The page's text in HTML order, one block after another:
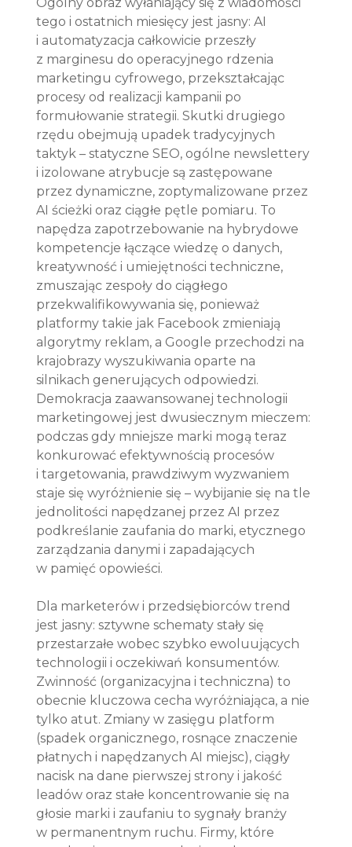
tego i ostatnich miesięcy jest jasny: AI
i automatyzacja całkowicie przeszły
z marginesu do operacyjnego rdzenia
marketingu cyfrowego, przekształcając
procesy od realizacji kampanii po
formułowanie strategii. Skutki drugiego
rzędu obejmują upadek tradycyjnych
taktyk – statyczne SEO, ogólne newslettery
i izolowane atrybucje są zastępowane
przez dynamiczne, zoptymalizowane przez
AI ścieżki oraz ciągłe pętle pomiaru. To
napędza zapotrzebowanie na hybrydowe
kompetencje łączące wiedzę o danych,
kreatywność i umiejętności techniczne,
zmuszając zespoły do ciągłego
przekwalifikowywania się, ponieważ
platformy takie jak Facebook zmieniają
algorytmy reklam, a Google przechodzi na
krajobrazy wyszukiwania oparte na
silnikach generujących odpowiedzi.
Demokracja zaawansowanej technologii
marketingowej jest dwusiecznym mieczem:
podczas gdy mniejsze marki mogą teraz
konkurować efektywnością procesów
i targetowania, prawdziwym wyzwaniem
staje się wyróżnienie się – wybijanie się na tle
jednolitości napędzanej przez AI przez
podkreślanie zaufania do marki, etycznego
zarządzania danymi i zapadających
w pamięć opowieści.
Dla marketerów i przedsiębiorców trend
jest jasny: sztywne schematy stały się
przestarzałe wobec szybko ewoluujących
technologii i oczekiwań konsumentów.
Zwinność (organizacyjna i techniczna) to
obecnie kluczowa cecha wyróżniająca, a nie
tylko atut. Zmiany w zasięgu platform
(spadek organicznego, rosnące znaczenie
płatnych i napędzanych AI miejsc), ciągły
nacisk na dane pierwszej strony i jakość
leadów oraz stałe koncentrowanie się na
głosie marki i zaufaniu to sygnały branży
w permanentnym ruchu. Firmy, które